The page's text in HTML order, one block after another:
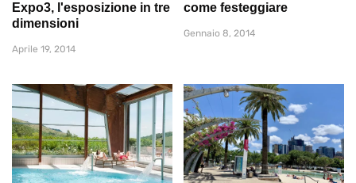
Expo3, l'esposizione in tre
dimensioni
Aprile 19, 2014
come festeggiare
Gennaio 8, 2014